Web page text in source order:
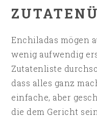
Enchiladas mögen
wenig aufwendig
Zutatenliste
dass alles ganz
einfache, aber
die dem Gericht